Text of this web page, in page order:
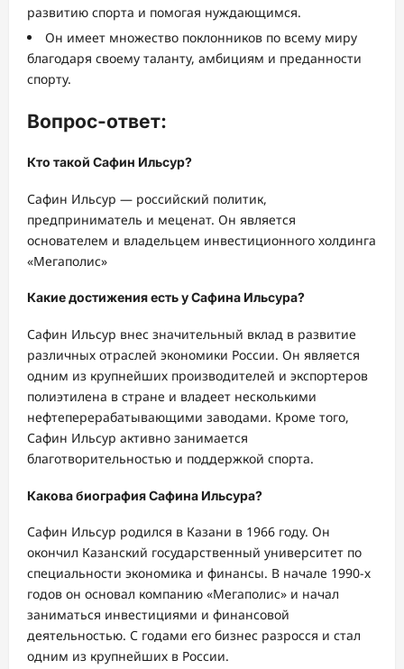
развитию спорта и помогая нуждающимся.
Он имеет множество поклонников по всему миру
благодаря своему таланту, амбициям и преданности
спорту.
Вопрос-ответ:
Кто такой Сафин Ильсур?
Сафин Ильсур — российский политик,
предприниматель и меценат. Он является
основателем и владельцем инвестиционного холдинга
«Мегаполис»
Какие достижения есть у Сафина Ильсура?
Сафин Ильсур внес значительный вклад в развитие
различных отраслей экономики России. Он является
одним из крупнейших производителей и экспортеров
полиэтилена в стране и владеет несколькими
нефтеперерабатывающими заводами. Кроме того,
Сафин Ильсур активно занимается
благотворительностью и поддержкой спорта.
Какова биография Сафина Ильсура?
Сафин Ильсур родился в Казани в 1966 году. Он
окончил Казанский государственный университет по
специальности экономика и финансы. В начале 1990-х
годов он основал компанию «Мегаполис» и начал
заниматься инвестициями и финансовой
деятельностью. С годами его бизнес разросся и стал
одним из крупнейших в России.